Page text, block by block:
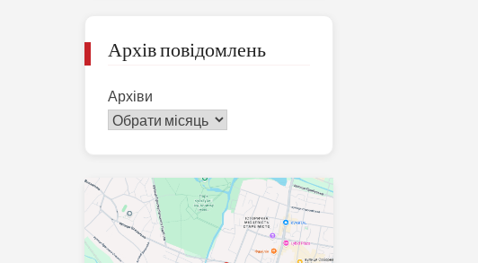
Архів повідомлень
Архіви